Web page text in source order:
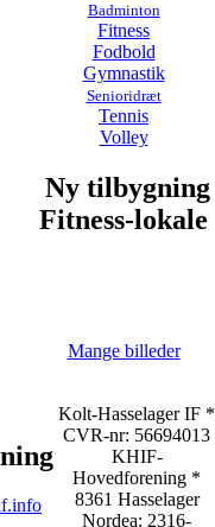
Badminton
Fitness
Fodbold
Gymnastik
Senioridræt
Tennis
Volley
Ny tilbygning
Fitness-lokale
Mange billeder
Kolt-Hasselager IF *
CVR-nr: 56694013
KHIF-
Hovedforening *
8361 Hasselager
Nordea: 2316-